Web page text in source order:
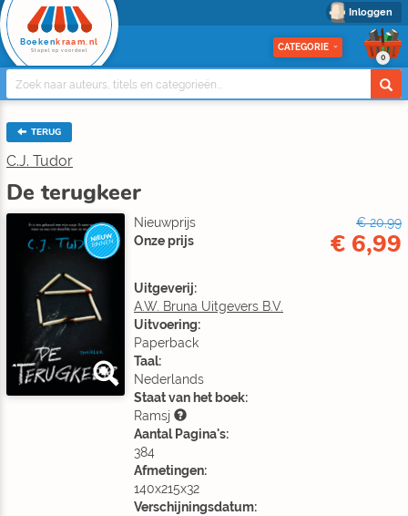
Inloggen
Boeken kraam.nl
Stapel op voordeel CATEGORIE
0
TERUG
C.J. Tudor
De terugkeer
NIEUW
BINNEN
Nieuwprijs
€ 20,99
Onze prijs
€ 6,99
Uitgeverij:
A.W. Bruna Uitgevers B.V.
Uitvoering:
Paperback
Taal:
Nederlands
Staat van het boek:
Ramsj
Aantal Pagina's:
384
Afmetingen:
140x215x32
Verschijningsdatum: